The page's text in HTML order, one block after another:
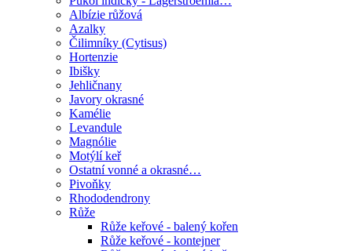
Albízie růžová
Azalky
Čilimníky (Cytisus)
Hortenzie
Ibišky
Jehličnany
Javory okrasné
Kamélie
Levandule
Magnólie
Motýlí keř
Ostatní vonné a okrasné…
Pivoňky
Rhododendrony
Růže
Růže keřové - balený kořen
Růže keřové - kontejner